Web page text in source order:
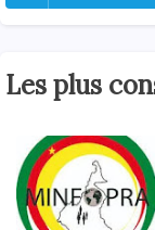
Les plus